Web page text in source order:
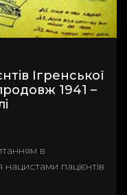
Ігренської
1941 –
в
пацієнтів